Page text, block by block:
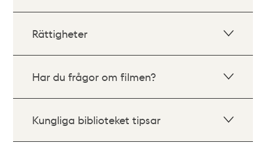
Rättigheter
Har du frågor om filmen?
Kungliga biblioteket tipsar